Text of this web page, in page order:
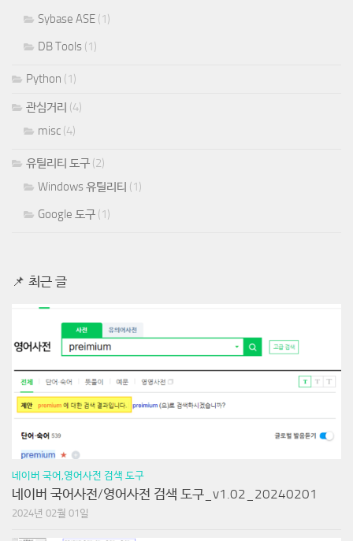
Sybase ASE (1)
DB Tools (1)
Python (1)
관심거리 (4)
misc (4)
유틸리티 도구 (2)
Windows 유틸리티 (1)
Google 도구 (1)
📌 최근 글
네이버 국어,영어사전 검색 도구
네이버 국어사전/영어사전 검색 도구_v1.02_20240201
2024년 02월 01일